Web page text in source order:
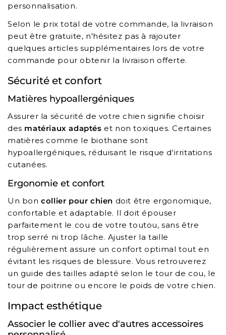
personnalisation.
Selon le prix total de votre commande, la livraison
peut être gratuite, n'hésitez pas à rajouter
quelques articles supplémentaires lors de votre
commande pour obtenir la livraison offerte.
Sécurité et confort
Matières hypoallergéniques
Assurer la sécurité de votre chien signifie choisir
des matériaux adaptés et non toxiques. Certaines
matières comme le biothane sont
hypoallergéniques, réduisant le risque d'irritations
cutanées.
Ergonomie et confort
Un boncollier pour chien doit être ergonomique,
confortable et adaptable. Il doit épouser
parfaitement le cou de votre toutou, sans être
trop serré ni trop lâche. Ajuster la taille
régulièrement assure un confort optimal tout en
évitant les risques de blessure. Vous retrouverez
un guide des tailles adapté selon le tour de cou, le
tour de poitrine ou encore le poids de votre chien.
Impact esthétique
Associer le collier avec d'autres accessoires